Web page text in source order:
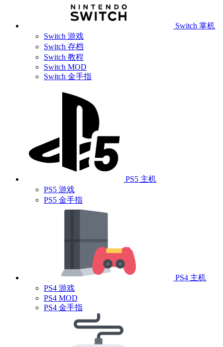
Switch 掌机
Switch 游戏
Switch 存档
Switch 教程
Switch MOD
Switch 金手指
PS5 主机
PS5 游戏
PS5 金手指
PS4 主机
PS4 游戏
PS4 MOD
PS4 金手指